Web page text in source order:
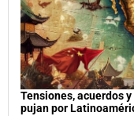
Tensiones, acuerdos
pujan por